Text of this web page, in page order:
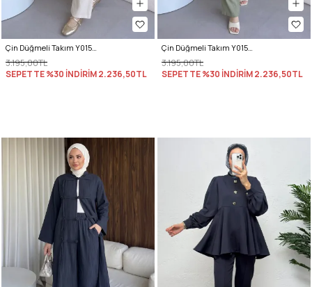
Çin Düğmeli Takım Y0157 - TAŞ
3.195,00TL
SEPETTE %30 İNDİRİM2.236,50TL
Çin Düğmeli Takım Y0157 - HAKİ
3.195,00TL
SEPETTE %30 İNDİRİM2.236,50TL